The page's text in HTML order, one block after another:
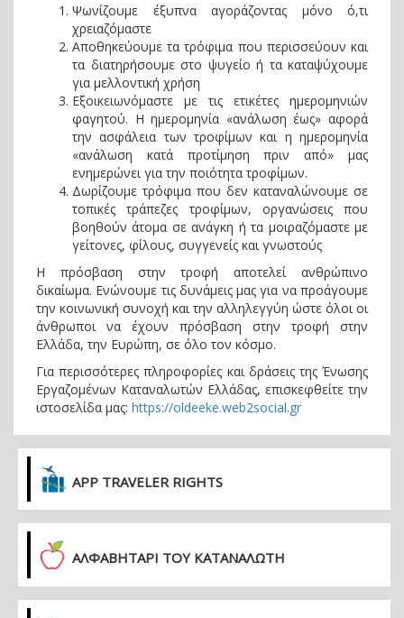
Ψωνίζουμε έξυπνα αγοράζοντας μόνο ό,τι
χρειαζόμαστε
Αποθηκεύουμε τα τρόφιμα που περισσεύουν και
τα διατηρήσουμε στο ψυγείο ή τα καταψύχουμε
για μελλοντική χρήση
Εξοικειωνόμαστε με τις ετικέτες ημερομηνιών
φαγητού. Η ημερομηνία «ανάλωση έως» αφορά
την ασφάλεια των τροφίμων και η ημερομηνία
«ανάλωση κατά προτίμηση πριν από» μας
ενημερώνει για την ποιότητα τροφίμων.
Δωρίζουμε τρόφιμα που δεν καταναλώνουμε σε
τοπικές τράπεζες τροφίμων, οργανώσεις που
βοηθούν άτομα σε ανάγκη ή τα μοιραζόμαστε με
γείτονες, φίλους, συγγενείς και γνωστούς
Η πρόσβαση στην τροφή αποτελεί ανθρώπινο
δικαίωμα. Ενώνουμε τις δυνάμεις μας για να προάγουμε
την κοινωνική συνοχή και την αλληλεγγύη ώστε όλοι οι
άνθρωποι να έχουν πρόσβαση στην τροφή στην
Ελλάδα, την Ευρώπη, σε όλο τον κόσμο.
Για περισσότερες πληροφορίες και δράσεις της Ένωσης
Εργαζομένων Καταναλωτών Ελλάδας, επισκεφθείτε την
ιστοσελίδα μας: https://oldeeke.web2social.gr
APP TRAVELER RIGHTS
ΑΛΦΑΒΗΤΑΡΙ ΤΟΥ ΚΑΤΑΝΑΛΩΤΗ